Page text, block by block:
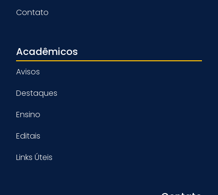
Contato
Acadêmicos
Avisos
Destaques
Ensino
Editais
Links Úteis